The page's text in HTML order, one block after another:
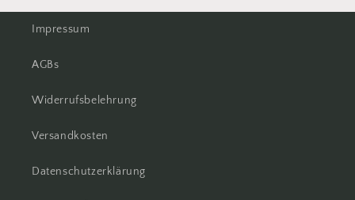
Impressum
AGBs
Widerrufsbelehrung
Versandkosten
Datenschutzerklärung